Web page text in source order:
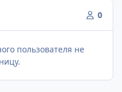
0
пользователя не